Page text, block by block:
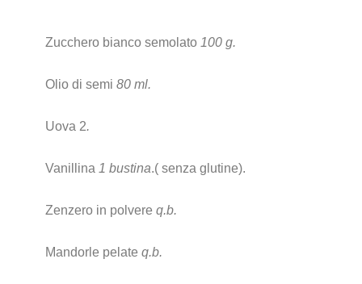
Zucchero bianco semolato 100 g.
Olio di semi 80 ml.
Uova 2.
Vanillina 1 bustina.( senza glutine).
Zenzero in polvere q.b.
Mandorle pelate q.b.